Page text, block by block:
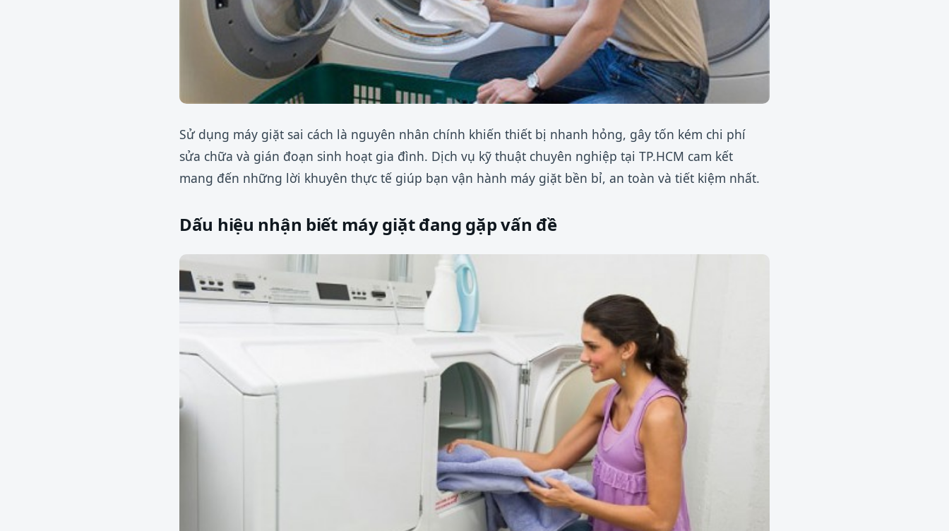
Sử dụng máy giặt sai cách là nguyên nhân chính khiến thiết bị nhanh hỏng, gây tốn kém chi phí
sửa chữa và gián đoạn sinh hoạt gia đình. Dịch vụ kỹ thuật chuyên nghiệp tại TP.HCM cam kết
mang đến những lời khuyên thực tế giúp bạn vận hành máy giặt bền bỉ, an toàn và tiết kiệm nhất.
Dấu hiệu nhận biết máy giặt đang gặp vấn đề